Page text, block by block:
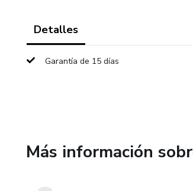
Detalles
Garantía de 15 días
Más información